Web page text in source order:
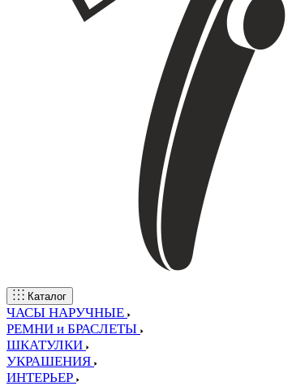
Каталог
ЧАСЫ НАРУЧНЫЕ
РЕМНИ и БРАСЛЕТЫ
ШКАТУЛКИ
УКРАШЕНИЯ
ИНТЕРЬЕР